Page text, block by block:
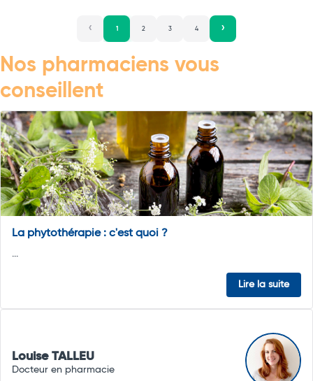
1 2 3 4
Nos pharmaciens vous
conseillent
La phytothérapie : c'est quoi ?
...
Lire la suite
Louise TALLEU
Docteur en pharmacie